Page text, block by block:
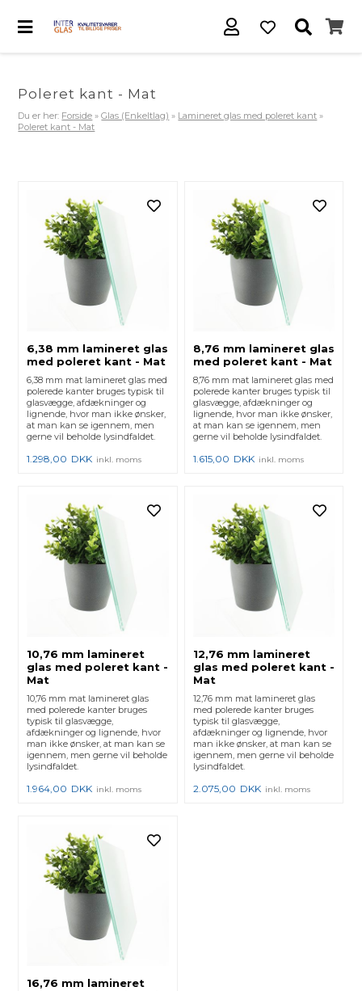
Poleret kant - Mat
Du er her: Forside »Glas (Enkeltlag) » Lamineret glas med poleret kant »
Poleret kant - Mat
6,38 mm lamineret glas
med poleret kant - Mat
6,38 mm mat lamineret glas med
polerede kanter bruges typisk til
glasvægge, afdækninger og
lignende, hvor man ikke ønsker,
at man kan se igennem, men
gerne vil beholde lysindfaldet.
1.298,00 DKK inkl. moms
8,76 mm lamineret glas
med poleret kant - Mat
8,76 mm mat lamineret glas med
polerede kanter bruges typisk til
glasvægge, afdækninger og
lignende, hvor man ikke ønsker,
at man kan se igennem, men
gerne vil beholde lysindfaldet.
1.615,00 DKK inkl. moms
10,76 mm lamineret
glas med poleret kant -
Mat
10,76 mm mat lamineret glas
med polerede kanter bruges
typisk til glasvægge,
afdækninger og lignende, hvor
man ikke ønsker, at man kan se
igennem, men gerne vil beholde
lysindfaldet.
1.964,00 DKK inkl. moms
12,76 mm lamineret
glas med poleret kant -
Mat
12,76 mm mat lamineret glas
med polerede kanter bruges
typisk til glasvægge,
afdækninger og lignende, hvor
man ikke ønsker, at man kan se
igennem, men gerne vil beholde
lysindfaldet.
2.075,00 DKK inkl. moms
16,76 mm lamineret